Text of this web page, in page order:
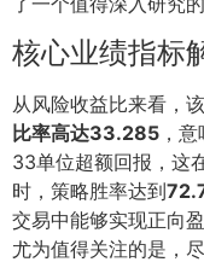
核心业绩指标
从风险收益比来看，
比率高达33.285 ，
33单位超额回报，这
时，策略胜率达到
交易中能够实现正向
尤为值得关注的是，